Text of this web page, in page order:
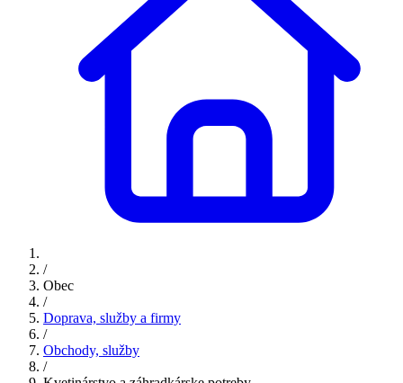
/
Obec
/
Doprava, služby a firmy
/
Obchody, služby
/